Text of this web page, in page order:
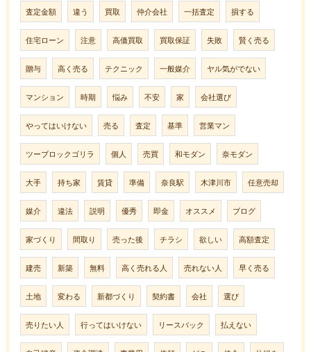
査定金額 違う 買取 仲介会社 一括査定 損する
住宅ローン 注意 高価買取 買取保証 失敗 賢く売る
贈与 高く売る テクニック 一般媒介 ヤル気がでない
マンション 時期 悩み 不安 家 会社選び
やってはいけない 売る 査定 基準 営業マン
ツーブロックゴリラ 個人 売買 和モダン 奈モダン
大手 持ち家 賃貸 準備 奈良駅 木津川市 任意売却
媒介 違法 説明 優秀 即金 オススメ ブログ
家づくり 間取り 売った後 チラシ 欲しい 高額査定
建売 新築 無料 高く売れる人 売れない人 早く売る
土地 変わる 新都づくり 契約書 会社 選び
売りたい人 行ってはいけない リースバック 払えない